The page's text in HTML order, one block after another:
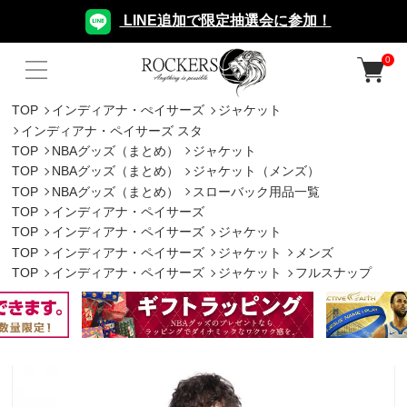
LINE追加で限定抽選会に参加！
0
TOP インディアナ・ぺイサーズ
ジャケット
インディアナ・ペイサーズ スタ
TOP
NBAグッズ（まとめ）
ジャケット
TOP
NBAグッズ（まとめ）
ジャケット（メンズ）
TOP
NBAグッズ（まとめ）
スローバック用品一覧
TOP
インディアナ・ペイサーズ
TOP
インディアナ・ペイサーズ
ジャケット
TOP
インディアナ・ペイサーズ ジャケット
メンズ
TOP
インディアナ・ペイサーズ ジャケット フルスナップ